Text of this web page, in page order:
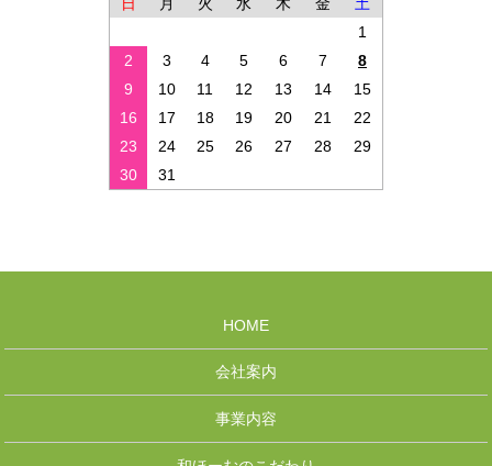
日
月 火 水 木 金
土
1
2
3 4 5 6 7
8
9
10 11 12 13 14
15
16
17 18 19 20 21
22
23
24 25 26 27 28
29
30
31
HOME
会社案内
事業内容